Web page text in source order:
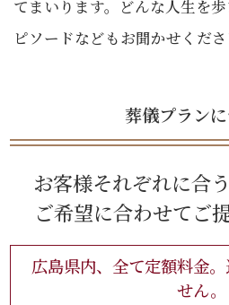
てまいります。どんな人生を
ピソードなどもお聞かせくださ
葬儀プラン
お客様それぞれに合
ご希望に合わせてご
広島県内、全て定額料金
せん。